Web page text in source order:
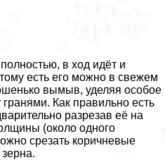
в ход идёт и
есть его можно в свежем
вымыв, уделяя особое
Как правильно есть
разрезав её на
(около одного
срезать коричневые